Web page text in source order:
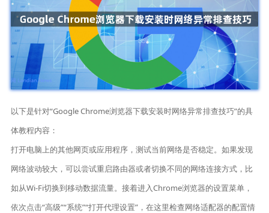
以下是针对“Google Chrome浏览器下载安装时网络异常排查技巧”的具
体教程内容：
打开电脑上的其他网页或应用程序，测试当前网络是否稳定。如果发现
网络波动较大，可以尝试重启路由器或者切换不同的网络连接方式，比
如从Wi-Fi切换到移动数据流量。接着进入Chrome浏览器的设置菜单，
依次点击“高级”“系统”“打开代理设置”，在这里检查网络适配器的配置情